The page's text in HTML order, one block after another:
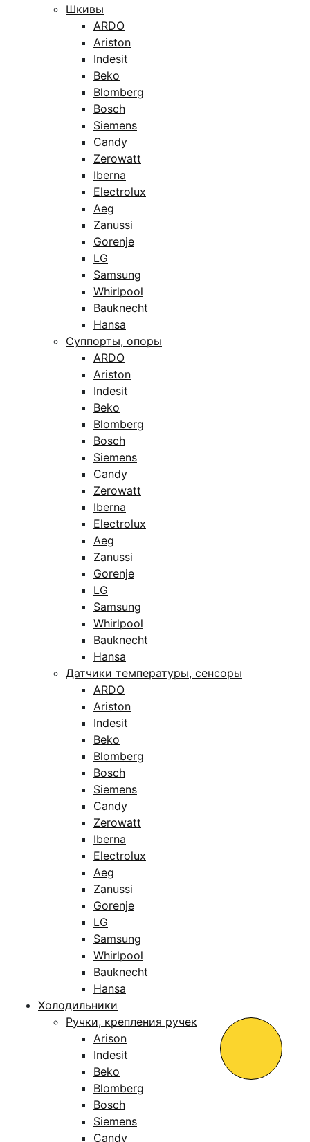
Шкивы
ARDO
Ariston
Indesit
Beko
Blomberg
Bosch
Siemens
Candy
Zerowatt
Iberna
Electrolux
Aeg
Zanussi
Gorenje
LG
Samsung
Whirlpool
Bauknecht
Hansa
Суппорты, опоры
ARDO
Ariston
Indesit
Beko
Blomberg
Bosch
Siemens
Candy
Zerowatt
Iberna
Electrolux
Aeg
Zanussi
Gorenje
LG
Samsung
Whirlpool
Bauknecht
Hansa
Датчики температуры, сенсоры
ARDO
Ariston
Indesit
Beko
Blomberg
Bosch
Siemens
Candy
Zerowatt
Iberna
Electrolux
Aeg
Zanussi
Gorenje
LG
Samsung
Whirlpool
Bauknecht
Hansa
Холодильники
Ручки, крепления ручек
Arison
Indesit
Beko
Blomberg
Bosch
Siemens
Candy